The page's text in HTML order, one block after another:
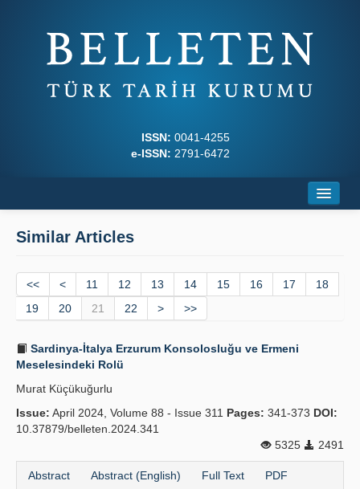
ISSN: 0041-4255
e-ISSN: 2791-6472
Journal Boards
Writing Rules
Principles
Guidelines
Similar Articles
<< < 11 12 13 14 15 16 17
18
19
20 21 22 > >>
Sardinya-İtalya Erzurum Konsolosluğu ve Ermeni
Meselesindeki Rolü
Murat Küçükuğurlu
Issue: April 2024, Volume 88 - Issue 311 Pages: 341-373 DOI:
10.37879/belleten.2024.341
5325
2491
Abstract Abstract (English) Full Text PDF